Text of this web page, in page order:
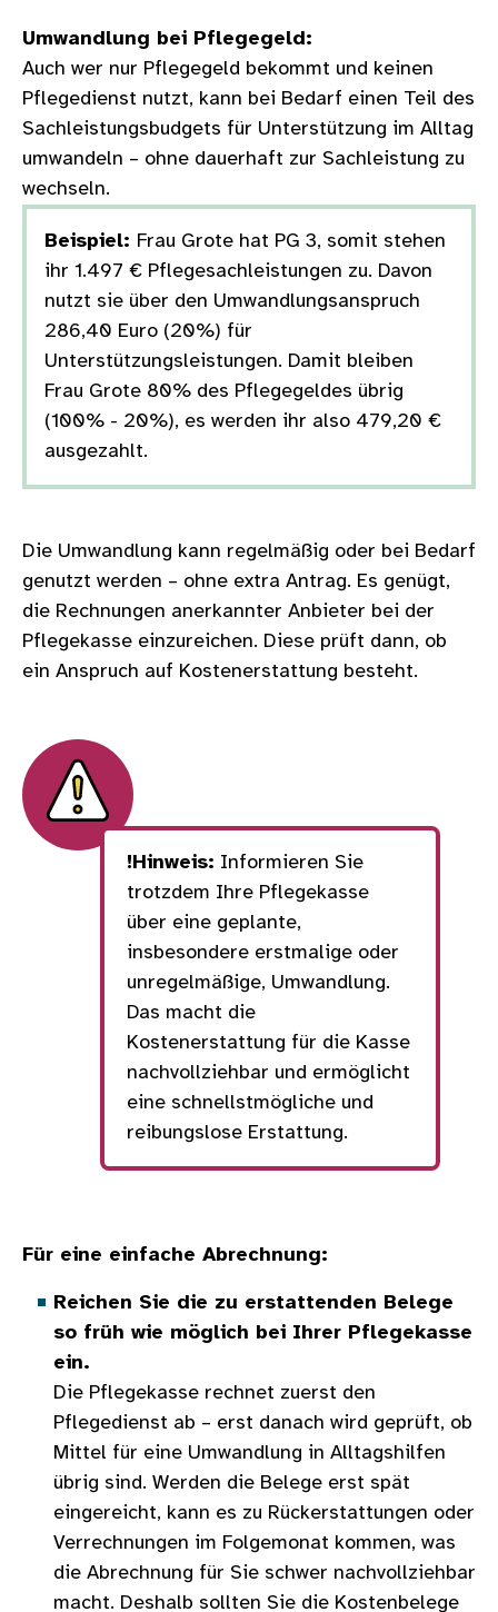
Umwandlung bei Pflegegeld:
Auch wer nur Pflegegeld bekommt und keinen
Pflegedienst nutzt, kann bei Bedarf einen Teil des
Sachleistungsbudgets für Unterstützung im Alltag
umwandeln – ohne dauerhaft zur Sachleistung zu
wechseln.
Beispiel: Frau Grote hat PG 3, somit stehen
ihr 1.497 € Pflegesachleistungen zu. Davon
nutzt sie über den Umwandlungsanspruch
286,40 Euro (20%) für
Unterstützungsleistungen. Damit bleiben
Frau Grote 80% des Pflegegeldes übrig
(100% - 20%), es werden ihr also 479,20 €
ausgezahlt.
Die Umwandlung kann regelmäßig oder bei Bedarf
genutzt werden – ohne extra Antrag. Es genügt,
die Rechnungen anerkannter Anbieter bei der
Pflegekasse einzureichen. Diese prüft dann, ob
ein Anspruch auf Kostenerstattung besteht.
!Hinweis: Informieren Sie
trotzdem Ihre Pflegekasse
über eine geplante,
insbesondere erstmalige oder
unregelmäßige, Umwandlung.
Das macht die
Kostenerstattung für die Kasse
nachvollziehbar und ermöglicht
eine schnellstmögliche und
reibungslose Erstattung.
Für eine einfache Abrechnung:
Reichen Sie die zu erstattenden Belege
so früh wie möglich bei Ihrer Pflegekasse
ein.
Die Pflegekasse rechnet zuerst den
Pflegedienst ab – erst danach wird geprüft, ob
Mittel für eine Umwandlung in Alltagshilfen
übrig sind. Werden die Belege erst spät
eingereicht, kann es zu Rückerstattungen oder
Verrechnungen im Folgemonat kommen, was
die Abrechnung für Sie schwer nachvollziehbar
macht. Deshalb sollten Sie die Kostenbelege